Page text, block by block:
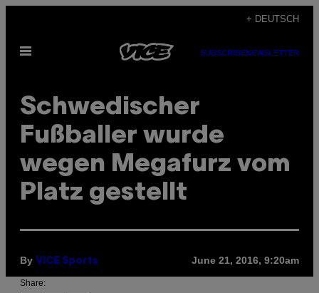
content
+ DEUTSCH
Open
SUBSCRIBENEWSLETTER
Schwedischer
Fußballer wurde
wegen Megafurz vom
Platz gestellt
By VICE Sports June 21, 2016, 9:20am
Share: